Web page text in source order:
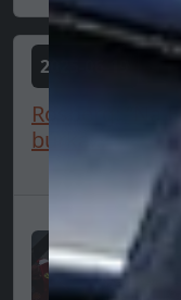
2025-06-19
Rosberg: “Na
búrka...”